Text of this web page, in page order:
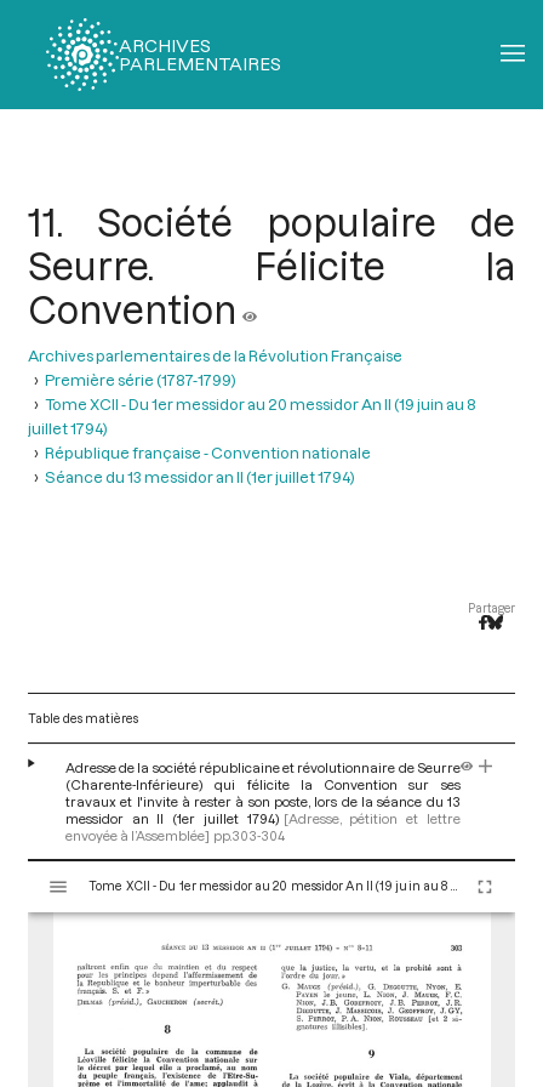
ARCHIVES
PARLEMENTAIRES
11. Société populaire de
Seurre. Félicite la
Convention
Archives parlementaires de la Révolution Française
Première série (1787-1799)
Tome XCII - Du 1er messidor au 20 messidor An II (19 juin au 8
juillet 1794)
République française - Convention nationale
Séance du 13 messidor an II (1er juillet 1794)
Partager
Table des matières
Adresse de la société républicaine et révolutionnaire de Seurre
(Charente-Inférieure) qui félicite la Convention sur ses
travaux et l'invite à rester à son poste, lors de la séance du 13
messidor an II (1er juillet 1794) [Adresse, pétition et lettre
envoyée à l’Assemblée] pp.303-304
s